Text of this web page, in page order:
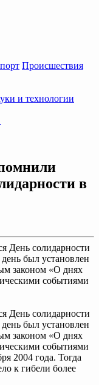
Происшествия
и технологии
в
День солидарности
был установлен
законом «О днях
событиями
День солидарности
был установлен
законом «О днях
событиями
2004 года. Тогда
к гибели более